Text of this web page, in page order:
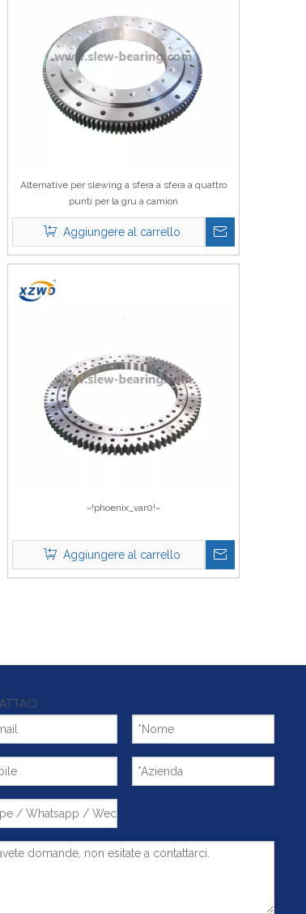
Alternative per slewing a sfera a sfera a quattro
punti per la gru a camion
Aggiungere al carrello
~!phoenix_var0!~
Aggiungere al carrello